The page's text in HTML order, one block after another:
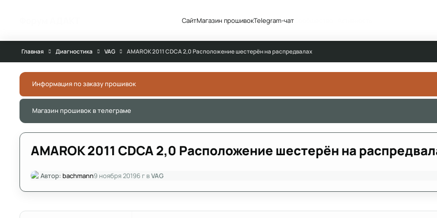
СайтМагазин прошивокTelegram-чатСообщество
Главная Диагностика VAG AMAROK 2011 CDCA 2,0 Расположение шестерён на распредвалах
Информация по заказу прошивок
Магазин прошивок в телеграме
AMAROK 2011 CDCA 2,0 Расположение шестерён на
Автор: bachmann9 ноября 20196 гвVAG